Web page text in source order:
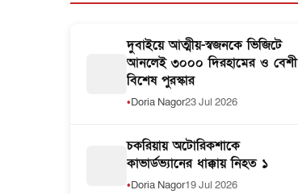
দুবাইয়ে আত্মীয়-স্বজনকে ভিজিটে
আনলেই ৩০০০ দিরহামের ও বেশী
বিশেষ পুরস্কার
Doria Nagor23 Jul 2026
চকরিয়ায় অটোরিকশাকে
কাভার্ডভ্যানের ধাক্কায় নিহত ১
Doria Nagor19 Jul 2026